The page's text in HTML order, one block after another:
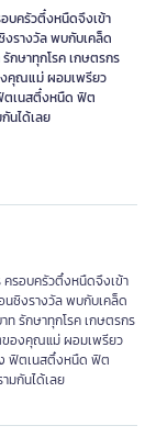
บครัวตึ๋งหนืดจึงเข้า
รางวัล พบกับเคล็ด
กษาทุกโรค เกษตรกร
คุณแม่ ผอมเพรียว
ตเนสตึ๋งหนืด ฟิต
นได้เลย
ครอบครัวตึ๋งหนืดจึงเข้า
นชิงรางวัล พบกับเคล็ด
ท รักษาทุกโรค เกษตรกร
องคุณแม่ ผอมเพรียว
ง ฟิตเนสตึ๋งหนืด ฟิต
มกันได้เลย